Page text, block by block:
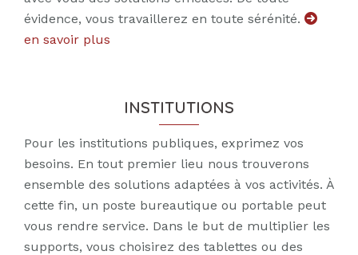
évidence, vous travaillerez en toute sérénité.
en savoir plus
INSTITUTIONS
Pour les institutions publiques, exprimez vos
besoins. En tout premier lieu nous trouverons
ensemble des solutions adaptées à vos activités. À
cette fin, un poste bureautique ou portable peut
vous rendre service. Dans le but de multiplier les
supports, vous choisirez des tablettes ou des